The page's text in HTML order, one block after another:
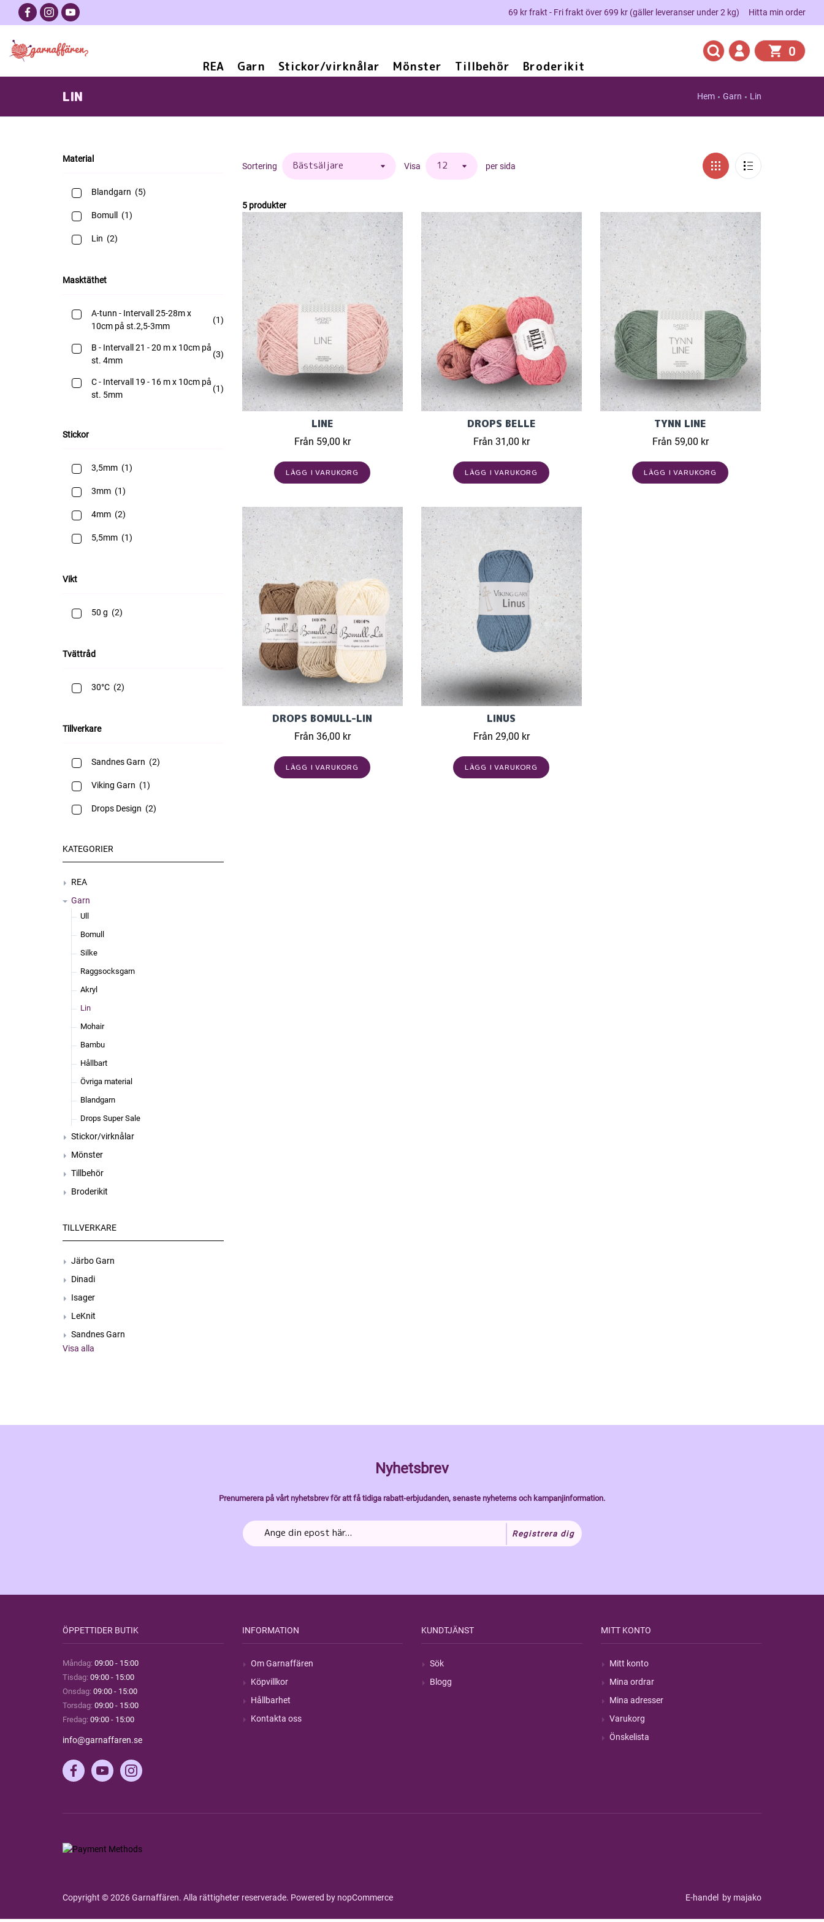
69 kr frakt - Fri frakt över 699 kr (gäller leveranser under 2 kg) Hitta min order
REA Garn Stickor/virknålar Mönster Tillbehör Broderikit
0
LIN Hem Garn Lin
Sortering Visa per sida
5 produkter
LINE
Från 59,00 kr
LÄGG I VARUKORG
DROPS BELLE
Från 31,00 kr
LÄGG I VARUKORG
TYNN LINE
Från 59,00 kr
LÄGG I VARUKORG
DROPS BOMULL-LIN
Från 36,00 kr
LÄGG I VARUKORG
LINUS
Från 29,00 kr
LÄGG I VARUKORG
Material
Blandgarn (5)
Bomull (1)
Lin (2)
Masktäthet
A-tunn - Intervall 25-28m x
10cm på st.2,5-3mm
(1)
B - Intervall 21 - 20 m x 10cm på
st. 4mm
(3)
C - Intervall 19 - 16 m x 10cm på
st. 5mm
(1)
Stickor
3,5mm (1)
3mm (1)
4mm (2)
5,5mm (1)
Vikt
50 g (2)
Tvättråd
30°C (2)
Tillverkare
Sandnes Garn (2)
Viking Garn (1)
Drops Design (2)
KATEGORIER
REA
Garn
Ull
Bomull
Silke
Raggsocksgarn
Akryl
Lin
Mohair
Bambu
Hållbart
Övriga material
Blandgarn
Drops Super Sale
Stickor/virknålar
Mönster
Tillbehör
Broderikit
TILLVERKARE
Järbo Garn
Dinadi
Isager
LeKnit
Sandnes Garn
Visa alla
Nyhetsbrev
Prenumerera på vårt nyhetsbrev för att få tidiga rabatt-erbjudanden, senaste nyheterns och kampanjinformation.
Registrera dig
ÖPPETTIDER BUTIK
Måndag: 09:00 - 15:00
Tisdag: 09:00 - 15:00
Onsdag: 09:00 - 15:00
Torsdag: 09:00 - 15:00
Fredag: 09:00 - 15:00
info@garnaffaren.se
INFORMATION
Om Garnaffären
Köpvillkor
Hållbarhet
Kontakta oss
KUNDTJÄNST
Sök
Blogg
MITT KONTO
Mitt konto
Mina ordrar
Mina adresser
Varukorg
Önskelista
Copyright © 2026 Garnaffären. Alla rättigheter reserverade. Powered by nopCommerce E-handel by majako